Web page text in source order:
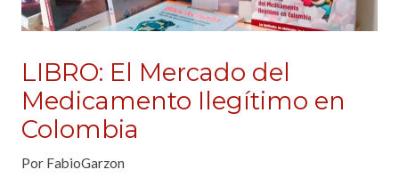
LIBRO: El Mercado del
Medicamento Ilegítimo en
Colombia
Por FabioGarzon